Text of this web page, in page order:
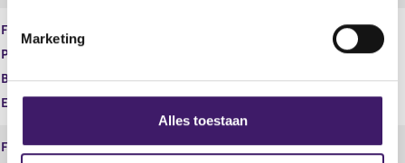
i
n
s
Marketing
Alles toestaan
Financiële dienst
Product
Begindatum
09 mrt 2021
Einddatum
Financiële dienst
Bemiddelen